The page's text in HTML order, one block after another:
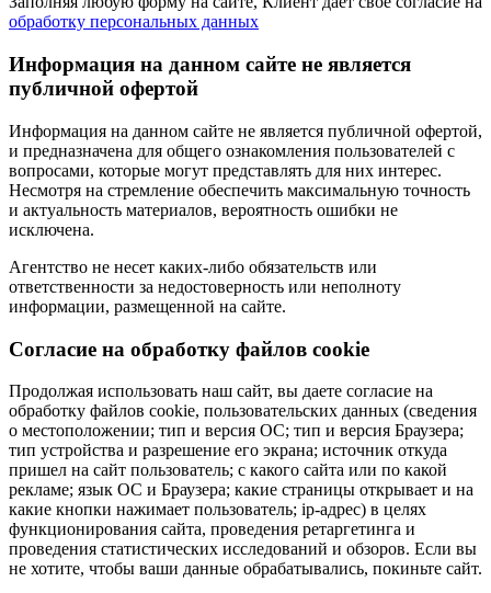
обработку персональных данных
Информация на данном сайте не является
публичной офертой
Информация на данном сайте не является публичной офертой,
и предназначена для общего ознакомления пользователей с
вопросами, которые могут представлять для них интерес.
Несмотря на стремление обеспечить максимальную точность
и актуальность материалов, вероятность ошибки не
исключена.
Агентство не несет каких-либо обязательств или
ответственности за недостоверность или неполноту
информации, размещенной на сайте.
Cогласие на обработку файлов cookie
Продолжая использовать наш сайт, вы даете согласие на
обработку файлов cookie, пользовательских данных (сведения
о местоположении; тип и версия ОС; тип и версия Браузера;
тип устройства и разрешение его экрана; источник откуда
пришел на сайт пользователь; с какого сайта или по какой
рекламе; язык ОС и Браузера; какие страницы открывает и на
какие кнопки нажимает пользователь; ip-адрес) в целях
функционирования сайта, проведения ретаргетинга и
проведения статистических исследований и обзоров. Если вы
не хотите, чтобы ваши данные обрабатывались, покиньте сайт.